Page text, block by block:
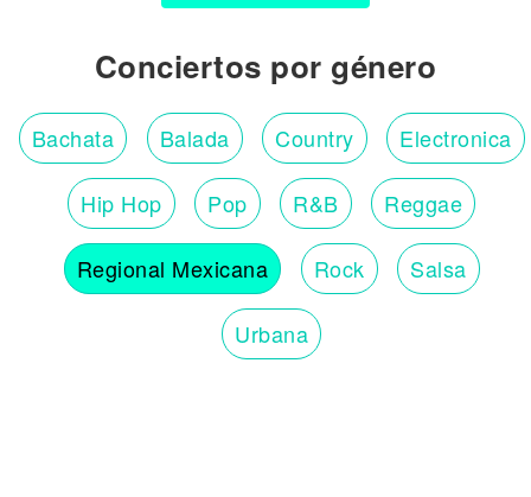
Conciertos por género
Bachata Balada Country Electronica
Hip Hop Pop R&B Reggae
Regional Mexicana Rock Salsa
Urbana